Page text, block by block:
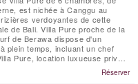
est nichée à Canggu au
verdoyantes de cette
de Bali. Villa Pure proche de la
de Berawa dispose d'un
plein temps, incluant un chef
Pure, location luxueuse privée,
grands jardins tropicaux, d'une
15 mètres avec une grandeRéserver